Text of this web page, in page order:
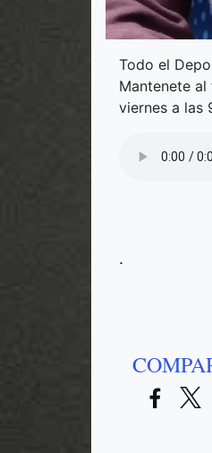
Todo el
Mantenete
viernes a las
.